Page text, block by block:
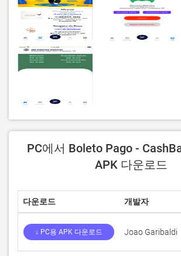
PC에서 Boleto Pago -
APK 다운로드
다운로드 개발자
↓ PC용 APK 다운로드 Joao Garibaldi